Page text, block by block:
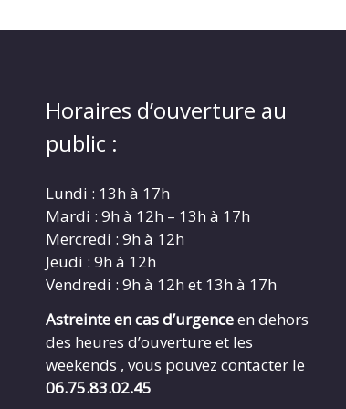
Horaires d’ouverture au
public :
Lundi : 13h à 17h
Mardi : 9h à 12h – 13h à 17h
Mercredi : 9h à 12h
Jeudi : 9h à 12h
Vendredi : 9h à 12h et 13h à 17h
Astreinte en cas d’urgenceen dehors
des heures d’ouverture et les
weekends , vous pouvez contacter le
06.75.83.02.45